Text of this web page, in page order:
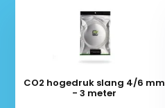
CO2 hogedruk slang 4/6 mm
- 3 meter